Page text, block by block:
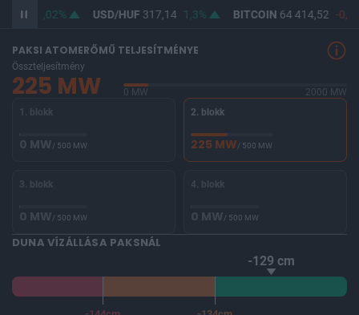
1,02% USD/HUF317,14 1,3% BITCOIN64 414,52 -
PAKSI ATOMERŐMŰ TELJESÍTMÉNYE
Összteljesítmény
225 MW 0 MW
2000 MW
1. blokk
0 MW/ 500 MW
2. blokk
225 MW/ 500 MW
3. blokk
0 MW/ 500 MW
4. blokk
0 MW/ 500 MW
DUNA VÍZÁLLÁSA PAKSNÁL
-129 cm